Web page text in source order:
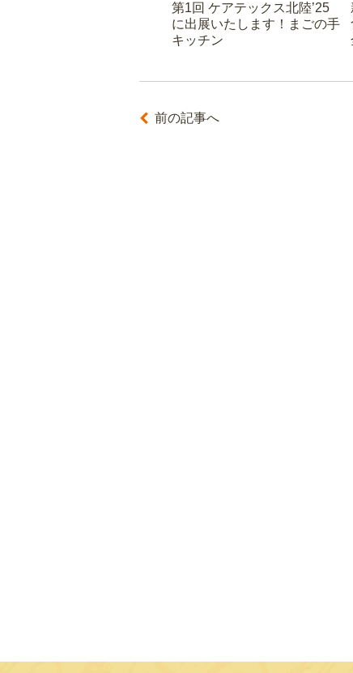
第1回 ケアテックス北陸’25
に出展いたします！まごの手
キッチン
前の記事へ